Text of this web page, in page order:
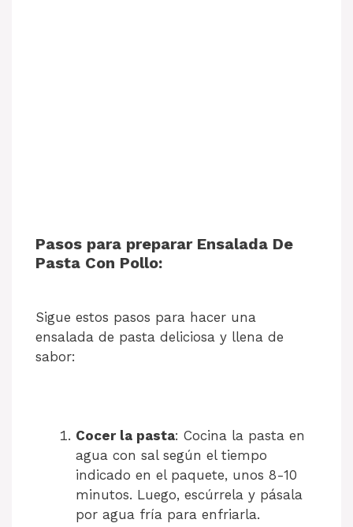
Pasos para preparar Ensalada De
Pasta Con Pollo:
Sigue estos pasos para hacer una
ensalada de pasta deliciosa y llena de
sabor:
Cocer la pasta: Cocina la pasta en
agua con sal según el tiempo
indicado en el paquete, unos 8-10
minutos. Luego, escúrrela y pásala
por agua fría para enfriarla.